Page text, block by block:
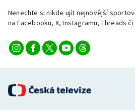
Veslování
Volejbal
Nenechte si nikde ujít nejnovější
na Facebooku, X, Instagramu, Threads